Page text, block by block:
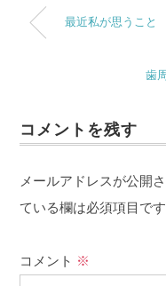
最近私が思うこと
歯
コメントを残す
メールアドレスが公開
ている欄は必須項目です
コメント ※